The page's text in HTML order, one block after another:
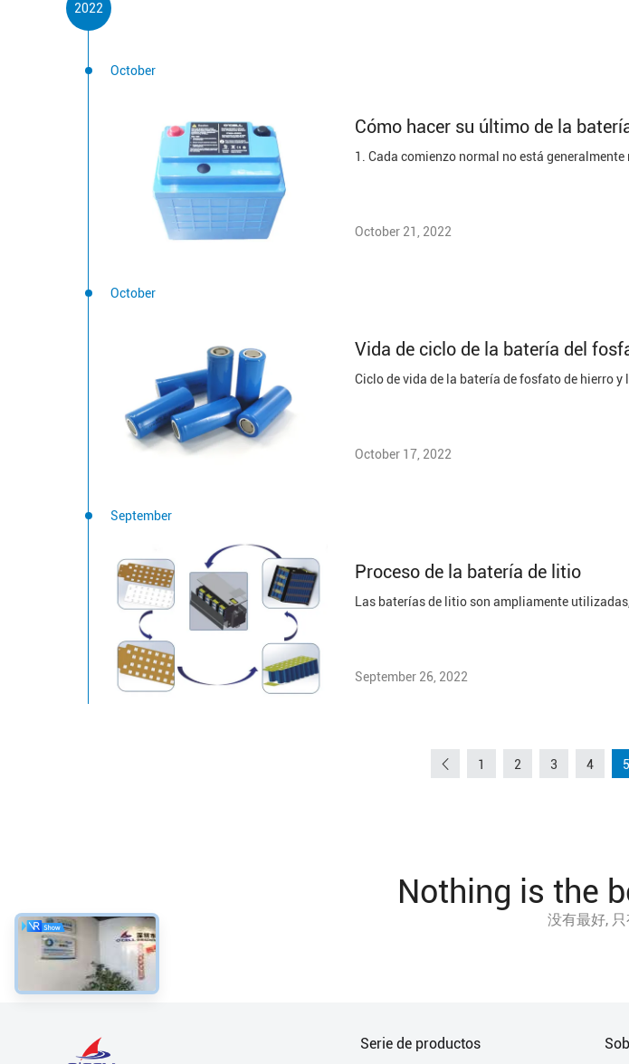
2022
October
Cómo hacer su último de la
October 21, 2022
October
Vida de ciclo de la batería del
October 17, 2022
September
Proceso de la batería de litio
September 26, 2022
1 2 3 4 5
Nothing is the
没有最好,
Serie de productos